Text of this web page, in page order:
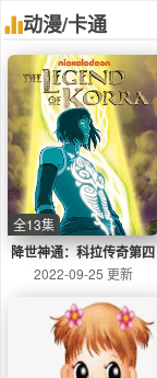
动漫/卡通
降世神通：科拉传奇第四
季
全13集
2022-09-25 更新